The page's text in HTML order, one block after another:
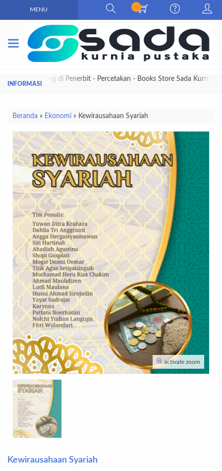
MENU
Selamat Datang di Penerbit - Percetakan - Books Store Sada Kurnia
Beranda » Ekonomi » Kewirausahaan Syariah
activate zoom
Kewirausahaan Syariah